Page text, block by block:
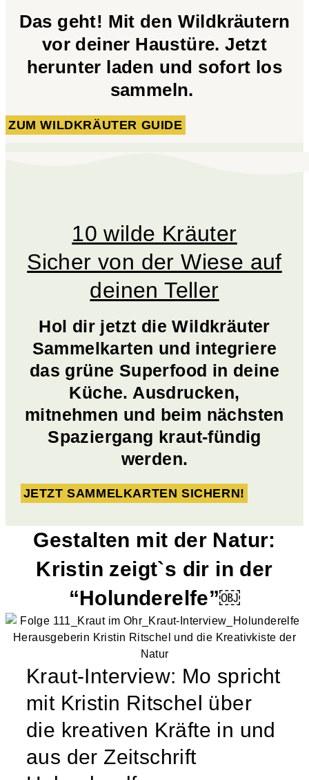
Das geht! Mit den Wildkräutern
vor deiner Haustüre. Jetzt
herunter laden und sofort los
sammeln.
ZUM WILDKRÄUTER GUIDE
10 wilde Kräuter
Sicher von der Wiese auf
deinen Teller
Hol dir jetzt die Wildkräuter
Sammelkarten und integriere
das grüne Superfood in deine
Küche. Ausdrucken,
mitnehmen und beim nächsten
Spaziergang kraut-fündig
werden.
JETZT SAMMELKARTEN SICHERN!
Gestalten mit der Natur:
Kristin zeigt`s dir in der
“Holunderelfe”￼
Kraut-Interview: Mo spricht
mit Kristin Ritschel über
die kreativen Kräfte in und
aus der Zeitschrift